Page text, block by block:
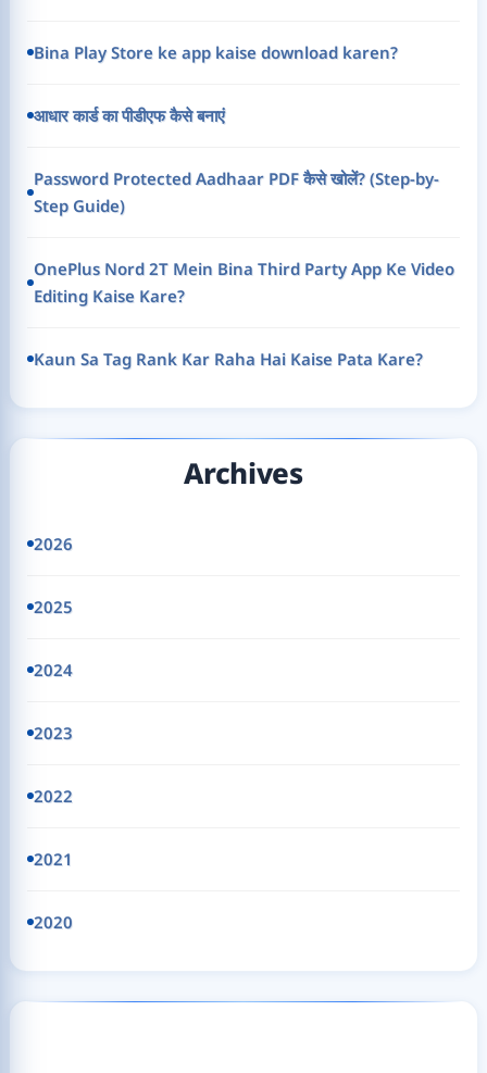
Bina Play Store ke app kaise download karen?
आधार कार्ड का पीडीएफ कैसे बनाएं
Password Protected Aadhaar PDF कैसे खोलें? (Step-by-
Step Guide)
OnePlus Nord 2T Mein Bina Third Party App Ke Video
Editing Kaise Kare?
Kaun Sa Tag Rank Kar Raha Hai Kaise Pata Kare?
Archives
2026
2025
2024
2023
2022
2021
2020